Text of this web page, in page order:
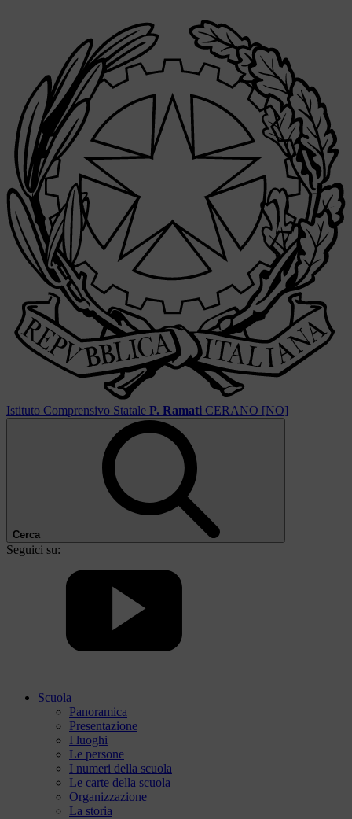
Istituto Comprensivo Statale P. Ramati CERANO [NO]
Cerca
Seguici su:
Scuola
Panoramica
Presentazione
I luoghi
Le persone
I numeri della scuola
Le carte della scuola
Organizzazione
La storia